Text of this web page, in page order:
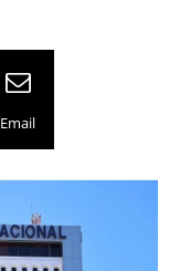
Email